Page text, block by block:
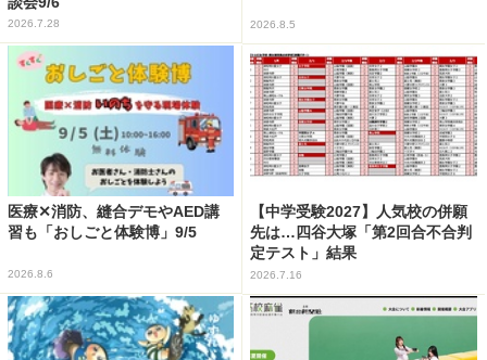
2026.7.28 2026.8.5
医療✕消防、縫合デモやAED講
習も「おしごと体験博」9/5
2026.8.6
【中学受験2027】人気校の併願
先は…四谷大塚「第2回合不合判
定テスト」結果
2026.7.16